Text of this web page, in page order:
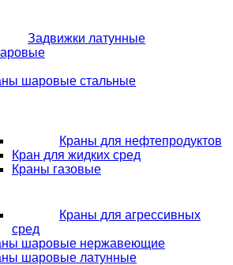
Задвижки латунные
шаровые стальные
Краны для нефтепродуктов
Кран для жидких сред
Краны газовые
Краны для агрессивных
сред
шаровые нержавеющие
шаровые латунные